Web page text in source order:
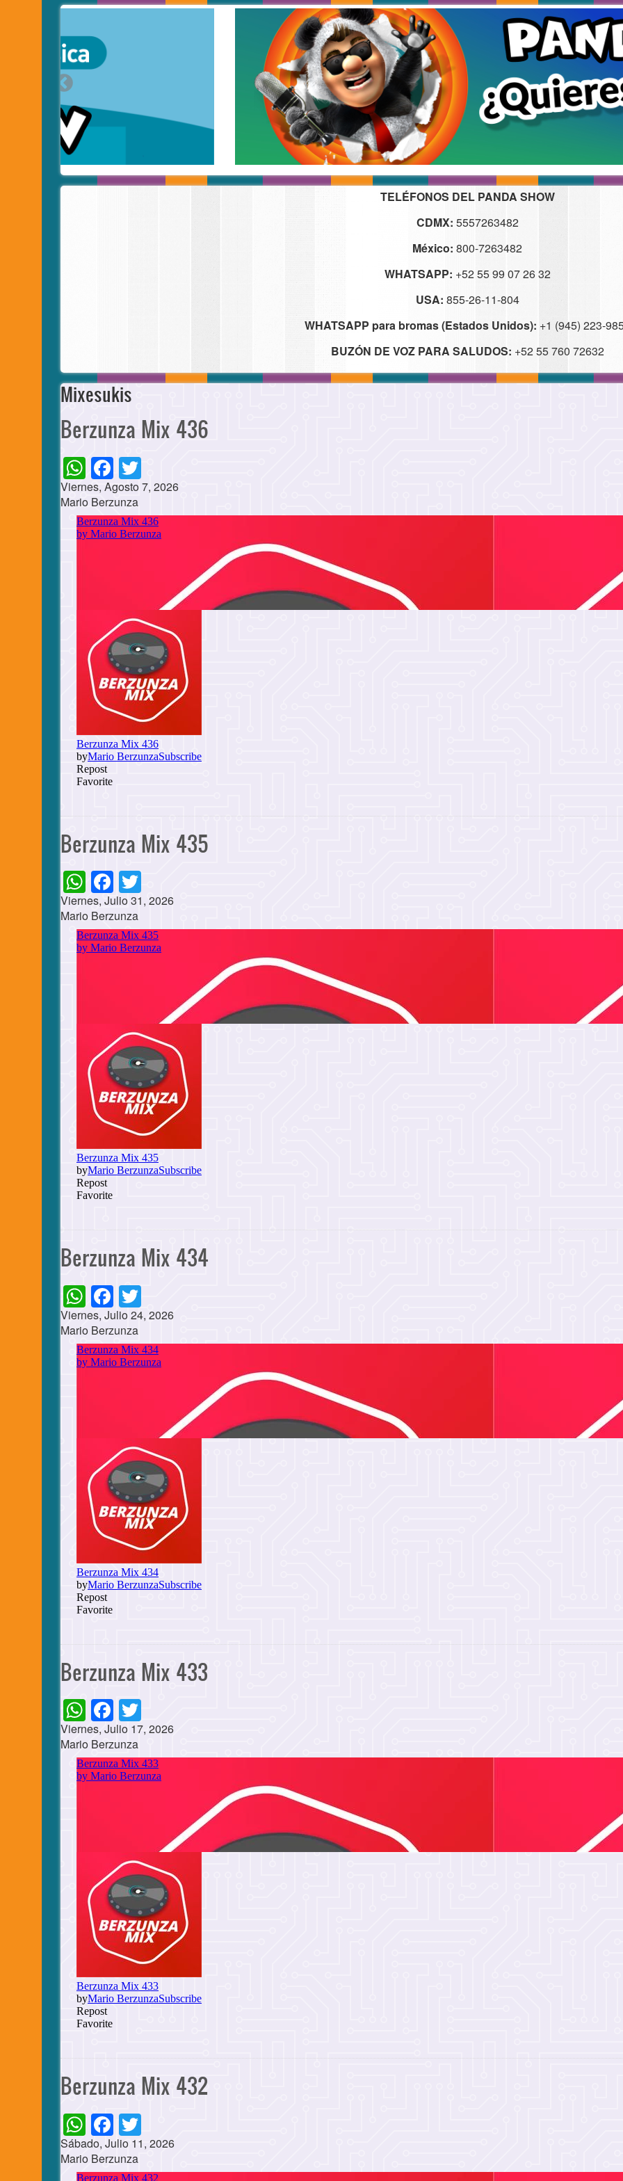
TELÉFONOS DEL PANDA SHOW
CDMX: 5557263482
México: 800-7263482
WHATSAPP: +52 55 99 07 26 32
USA: 855-26-11-804
WHATSAPP para bromas (Estados Unidos): +1 (945) 223-
BUZÓN DE VOZ PARA SALUDOS: +52 55 760 72632
Mixesukis
Berzunza Mix 436
WhatsApp
Facebook
Viernes, Agosto 7, 2026
Mario Berzunza
Cuerpo
Berzunza Mix 435
WhatsApp
Facebook
Viernes, Julio 31, 2026
Mario Berzunza
Cuerpo
Berzunza Mix 434
WhatsApp
Facebook
Viernes, Julio 24, 2026
Mario Berzunza
Cuerpo
Berzunza Mix 433
WhatsApp
Facebook
Viernes, Julio 17, 2026
Mario Berzunza
Cuerpo
Berzunza Mix 432
WhatsApp
Facebook
Sábado, Julio 11, 2026
Mario Berzunza
Cuerpo